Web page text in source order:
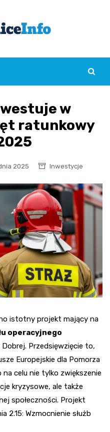
w
ratunkowy
2025 Inwestycje
istotny projekt mający na
operacyjnego
Przedsięwzięcie to,
Europejskie dla Pomorza
na celu nie tylko zwiększenie
kryzysowe, ale także
społeczności. Projekt
2.15: Wzmocnienie służb